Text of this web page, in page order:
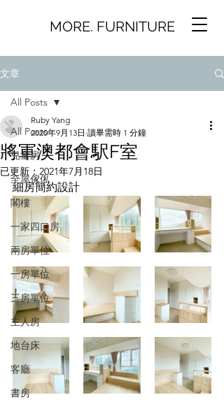
MORE. FURNITURE
文章
All Posts
兒童房
全屋傢俬
閣樓
一家四口房
兩房單位
一房單位
三房單位
主人房
地台床
客廳
書房
All Posts
將軍澳都會駅F室
Ruby Yang
2020年9月13日 讀畢需時 1 分鐘
已更新： 2021年7月18日
細房簡約設計